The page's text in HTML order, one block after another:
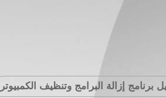
برنامج إزالة البرامج وتنظيف الكمبيوتر